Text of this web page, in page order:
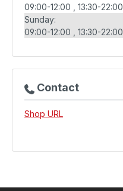
09:00-12:00
13:30-22:00
Sunday:
09:00-12:00
13:30-22:00
Contact
Shop URL